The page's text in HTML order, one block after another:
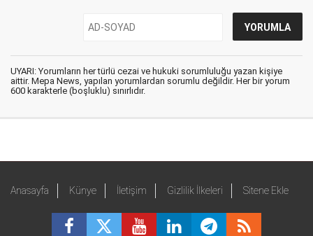
UYARI: Yorumların her türlü cezai ve hukuki sorumluluğu yazan kişiye
aittir. Mepa News, yapılan yorumlardan sorumlu değildir. Her bir yorum
600 karakterle (boşluklu) sınırlıdır.
Anasayfa Künye İletişim Gizlilik İlkeleri Sitene Ekle